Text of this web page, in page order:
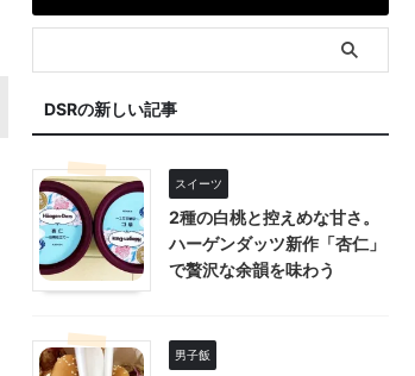
DSRの新しい記事
スイーツ
2種の白桃と控えめな甘さ。
ハーゲンダッツ新作「杏仁」
で贅沢な余韻を味わう
男子飯